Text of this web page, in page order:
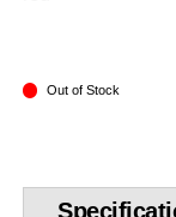
Out of Stock